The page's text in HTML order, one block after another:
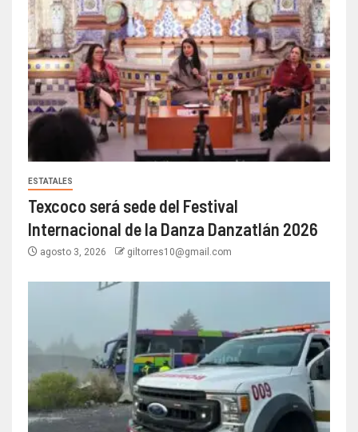
ESTATALES
Texcoco será sede del Festival
Internacional de la Danza Danzatlán 2026
agosto 3, 2026 giltorres10@gmail.com